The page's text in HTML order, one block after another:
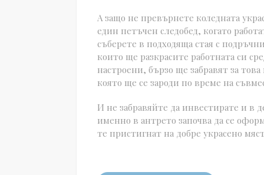
А защо не превърнете коледната
един петъчен следобед, когато
съберете в подходяща стая с
които ще разкрасите работната си
настроени, бързо ще забравят за
която ще се зароди по време на
И не забравяйте да инвестирате и в
именно в антрето започва да се
те пристигнат на добре украсено